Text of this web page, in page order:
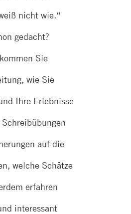
nicht wie.“
gedacht?
Sie
wie Sie
Ihre Erlebnisse
auf die
welche Schätze
erfahren
interessant